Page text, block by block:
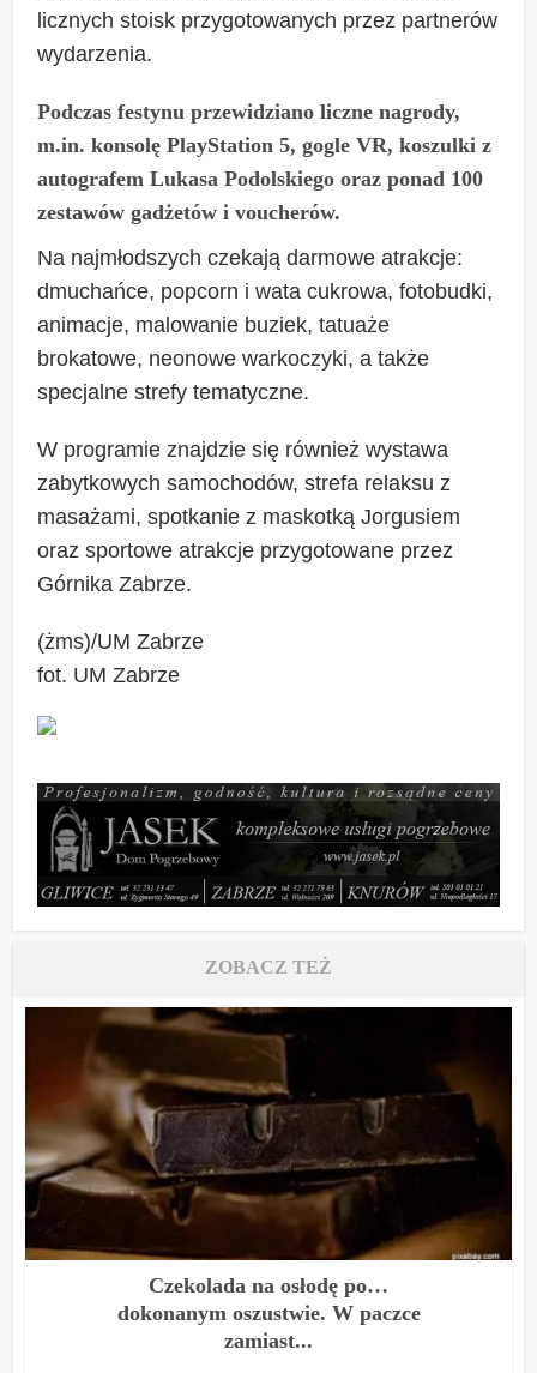
licznych stoisk przygotowanych przez partnerów
wydarzenia.
Podczas festynu przewidziano liczne nagrody,
m.in. konsolę PlayStation 5, gogle VR, koszulki z
autografem Lukasa Podolskiego oraz ponad 100
zestawów gadżetów i voucherów.
Na najmłodszych czekają darmowe atrakcje:
dmuchańce, popcorn i wata cukrowa, fotobudki,
animacje, malowanie buziek, tatuaże
brokatowe, neonowe warkoczyki, a także
specjalne strefy tematyczne.
W programie znajdzie się również wystawa
zabytkowych samochodów, strefa relaksu z
masażami, spotkanie z maskotką Jorgusiem
oraz sportowe atrakcje przygotowane przez
Górnika Zabrze.
(żms)/UM Zabrze
fot. UM Zabrze
ZOBACZ TEŻ
Czekolada na osłodę po…
dokonanym oszustwie. W paczce
zamiast...